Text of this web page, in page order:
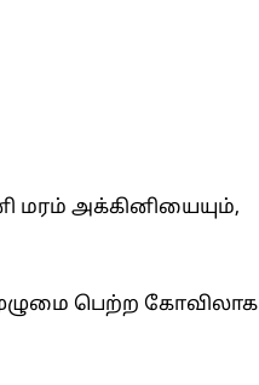
மரம் அக்கினியையும்,
பெற்ற கோவிலாக